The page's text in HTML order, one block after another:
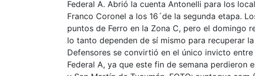
Federal A. Abrió la cuenta Antonelli para los
Franco Coronel a los 16´de la segunda etapa.
puntos de Ferro en la Zona C, pero el domingo
lo tanto dependen de sí mismo para recuperar
Defensores se convirtió en el único invicto
Federal A, ya que este fin de semana perdieron